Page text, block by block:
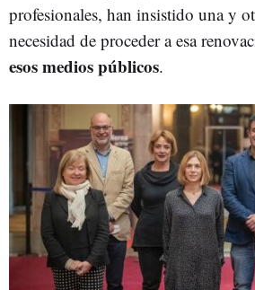
profesionales, han insistido una y
necesidad de proceder a esa
esos medios públicos.